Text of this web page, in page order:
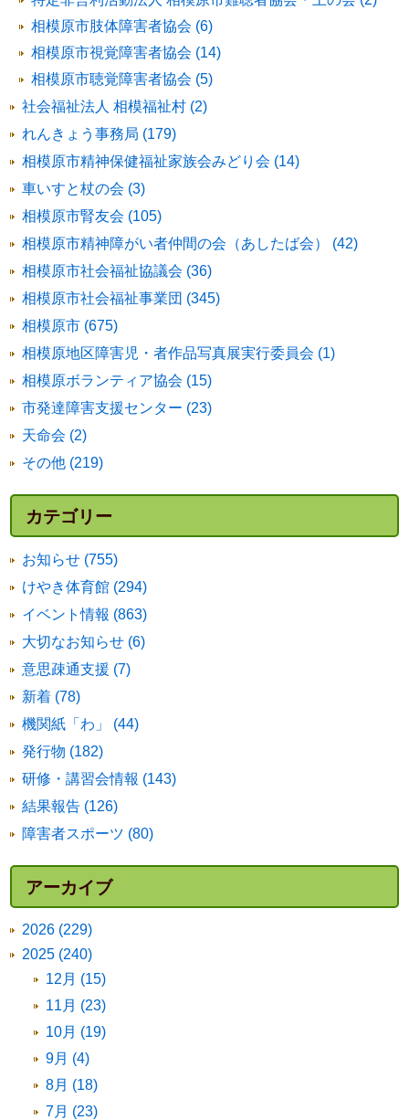
相模原市肢体障害者協会 (6)
相模原市視覚障害者協会 (14)
相模原市聴覚障害者協会 (5)
社会福祉法人 相模福祉村 (2)
れんきょう事務局 (179)
相模原市精神保健福祉家族会みどり会 (14)
車いすと杖の会 (3)
相模原市腎友会 (105)
相模原市精神障がい者仲間の会（あしたば会） (42)
相模原市社会福祉協議会 (36)
相模原市社会福祉事業団 (345)
相模原市 (675)
相模原地区障害児・者作品写真展実行委員会 (1)
相模原ボランティア協会 (15)
市発達障害支援センター (23)
天命会 (2)
その他 (219)
カテゴリー
お知らせ (755)
けやき体育館 (294)
イベント情報 (863)
大切なお知らせ (6)
意思疎通支援 (7)
新着 (78)
機関紙「わ」 (44)
発行物 (182)
研修・講習会情報 (143)
結果報告 (126)
障害者スポーツ (80)
アーカイブ
2026 (229)
2025 (240)
12月 (15)
11月 (23)
10月 (19)
9月 (4)
8月 (18)
7月 (23)